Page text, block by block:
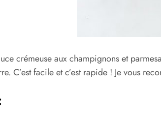
crémeuse aux champignons et
C’est facile et c’est rapide ! Je vous